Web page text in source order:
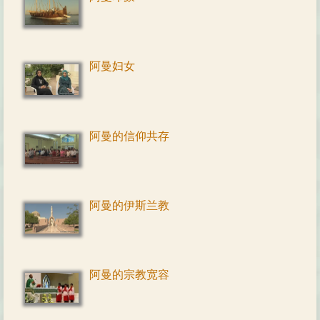
阿曼妇女
阿曼的信仰共存
阿曼的伊斯兰教
阿曼的宗教宽容